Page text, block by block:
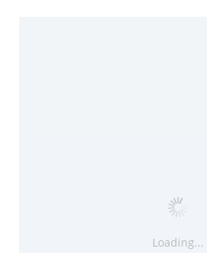
Loading...